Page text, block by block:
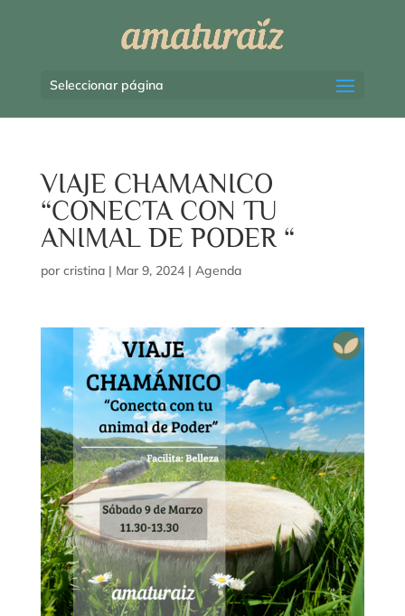
Seleccionar página
VIAJE CHAMANICO
“CONECTA CON TU
ANIMAL DE PODER “
por cristina| Mar 9, 2024| Agenda